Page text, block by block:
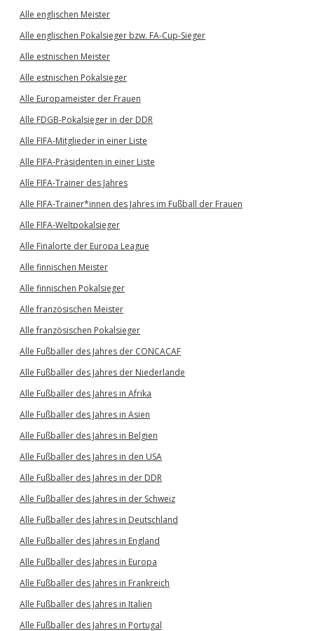
Alle englischen Meister
Alle englischen Pokalsieger bzw. FA-Cup-Sieger
Alle estnischen Meister
Alle estnischen Pokalsieger
Alle Europameister der Frauen
Alle FDGB-Pokalsieger in der DDR
Alle FIFA-Mitglieder in einer Liste
Alle FIFA-Präsidenten in einer Liste
Alle FIFA-Trainer des Jahres
Alle FIFA-Trainer*innen des Jahres im Fußball der Frauen
Alle FIFA-Weltpokalsieger
Alle Finalorte der Europa League
Alle finnischen Meister
Alle finnischen Pokalsieger
Alle französischen Meister
Alle französischen Pokalsieger
Alle Fußballer des Jahres der CONCACAF
Alle Fußballer des Jahres der Niederlande
Alle Fußballer des Jahres in Afrika
Alle Fußballer des Jahres in Asien
Alle Fußballer des Jahres in Belgien
Alle Fußballer des Jahres in den USA
Alle Fußballer des Jahres in der DDR
Alle Fußballer des Jahres in der Schweiz
Alle Fußballer des Jahres in Deutschland
Alle Fußballer des Jahres in England
Alle Fußballer des Jahres in Europa
Alle Fußballer des Jahres in Frankreich
Alle Fußballer des Jahres in Italien
Alle Fußballer des Jahres in Portugal